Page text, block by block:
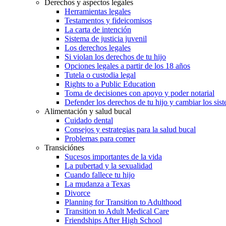
Derechos y aspectos legales
Herramientas legales
Testamentos y fideicomisos
La carta de intención
Sistema de justicia juvenil
Los derechos legales
Si violan los derechos de tu hijo
Opciones legales a partir de los 18 años
Tutela o custodia legal
Rights to a Public Education
Toma de decisiones con apoyo y poder notarial
Defender los derechos de tu hijo y cambiar los
Alimentación y salud bucal
Cuidado dental
Consejos y estrategias para la salud bucal
Problemas para comer
Transiciónes
Sucesos importantes de la vida
La pubertad y la sexualidad
Cuando fallece tu hijo
La mudanza a Texas
Divorce
Planning for Transition to Adulthood
Transition to Adult Medical Care
Friendships After High School